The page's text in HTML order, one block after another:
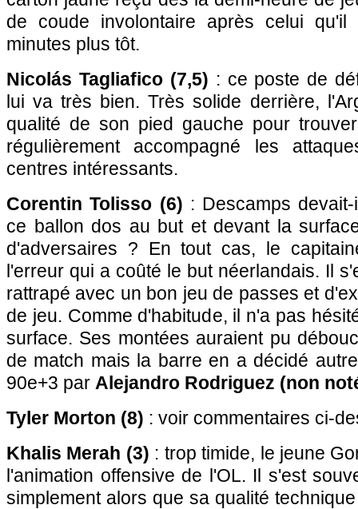
de coude involontaire après celui qu'il
minutes plus tôt.
Nicolás Tagliafico (7,5) : ce poste de
lui va très bien. Très solide derrière,
qualité de son pied gauche pour
régulièrement accompagné les
centres intéressants.
Corentin Tolisso (6) : Descamps
ce ballon dos au but et devant la
d'adversaires ? En tout cas, le
l'erreur qui a coûté le but néerlandais. Il
rattrapé avec un bon jeu de passes et
de jeu. Comme d'habitude, il n'a pas
surface. Ses montées auraient pu
de match mais la barre en a décidé
90e+3 par Alejandro Rodriguez (non
Tyler Morton (8) : voir commentaires ci-
Khalis Merah (3) : trop timide, le jeune
l'animation offensive de l'OL. Il s'est
simplement alors que sa qualité